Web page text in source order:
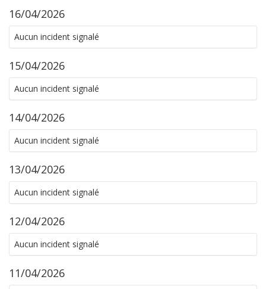
16/04/2026
Aucun incident signalé
15/04/2026
Aucun incident signalé
14/04/2026
Aucun incident signalé
13/04/2026
Aucun incident signalé
12/04/2026
Aucun incident signalé
11/04/2026